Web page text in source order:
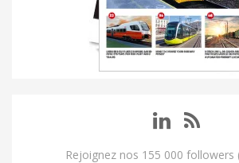
Rejoignez nos 155 000 followers